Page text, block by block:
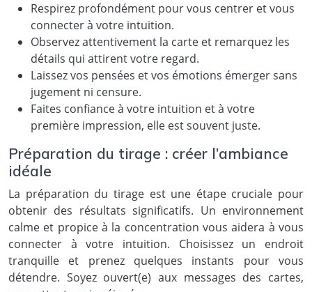
Respirez profondément pour vous centrer et vous
connecter à votre intuition.
Observez attentivement la carte et remarquez les
détails qui attirent votre regard.
Laissez vos pensées et vos émotions émerger sans
jugement ni censure.
Faites confiance à votre intuition et à votre
première impression, elle est souvent juste.
Préparation du tirage : créer l’ambiance
idéale
La préparation du tirage est une étape cruciale pour
obtenir des résultats significatifs. Un environnement
calme et propice à la concentration vous aidera à vous
connecter à votre intuition. Choisissez un endroit
tranquille et prenez quelques instants pour vous
détendre. Soyez ouvert(e) aux messages des cartes,